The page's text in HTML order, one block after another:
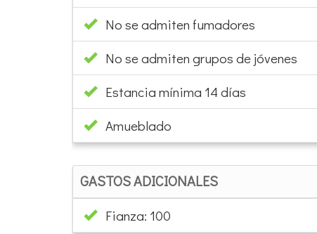
No se admiten fumadores
No se admiten grupos de jóvenes
Estancia mínima 14 días
Amueblado
GASTOS ADICIONALES
Fianza: 100